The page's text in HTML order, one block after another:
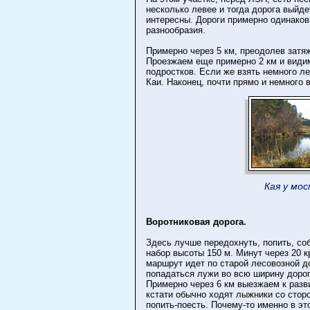
несколько левее и тогда дорога
интересны. Дороги примерно
разнообразия.
Примерно через 5 км, преодолев
Проезжаем еще примерно 2 км и
подростков. Если же взять немного
Каи. Наконец, почти прямо и немного
Кая у
Воротниковая дорога.
Здесь лучше передохнуть, попить,
набор высоты 150 м. Минут через 20
маршрут идет по старой лесовозной
попадаться лужи во всю ширину
Примерно через 6 км выезжаем к
кстати обычно ходят лыжники со
попить-поесть. Почему-то именно в